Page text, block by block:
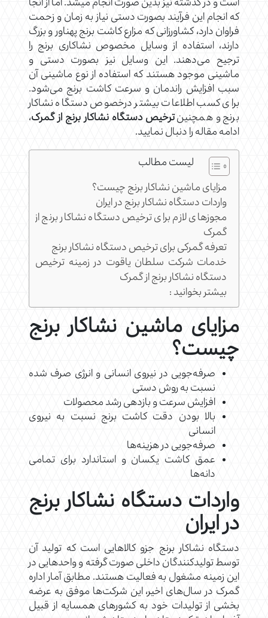
است و در گذشته نیز بدین صورت انجام میشد. اما از آنجا
که انجام این فرآیند بصورت دستی نیاز به زمان و زحمت
فراوان دارد، کشاورزانی که مزارع کاشت برنج پهناور و بزرگ
دارند، استفاده از وسایل مخصوص نشاکاری برنج را
ترجیح می‌دهند. این وسایل نیز بصورت دستی و
ماشینی موجود هستند که استفاده از نوع ماشینی آن
سبب افزایش راندمان و سرعت کاشت برنج می‌شود.
برای کسب اطلاعات بیشتر درخصوص دستگاه نشاکار
برنج و همچنینترخیص دستگاه نشاکار برنج از گمرک،
ادامه مقاله را دنبال نمایید.
لیست مطالب
مزایای ماشین نشاکار برنج چیست؟
واردات دستگاه نشاکار برنج در ایران
مجوزهای لازم برای ترخیص دستگاه نشاکار برنج از
گمرک
تعرفه گمرکی برای ترخیص دستگاه نشاکار برنج
خدمات شرکت سلطان یاقوت در زمینه ترخیص
دستگاه نشاکار برنج از گمرک
بیشتر بخوانید :
مزایای ماشین نشاکار برنج
چیست؟
صرفه‌جویی در نیروی انسانی و انرژی صرف شده
نسبت به روش دستی
افزایش سرعت و بازدهی رشد محصولات
بالا بودن دقت کاشت برنج نسبت به نیروی
انسانی
صرفه‌جویی در هزینه‌ها
عمق کاشت یکسان و استاندارد برای تمامی
دانه‌ها
واردات دستگاه نشاکار برنج
در ایران
دستگاه نشاکار برنج جزو کالاهایی است که تولید آن
توسط تولیدکنندگان داخلی صورت گرفته و واحدهایی در
این زمینه مشغول به فعالیت هستند. مطابق آمار اداره
گمرک در سال‌های اخیر، این شرکت‌ها موفق به عرضه
بخشی از تولیدات خود به کشورهای همسایه از قبیل